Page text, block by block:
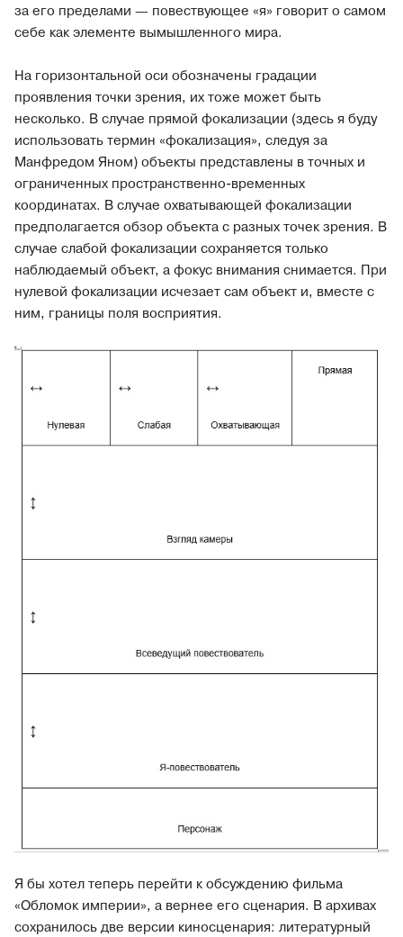
за его пределами — повествующее «я» говорит о самом
себе как элементе вымышленного мира.
На горизонтальной оси обозначены градации
проявления точки зрения, их тоже может быть
несколько. В случае прямой фокализации (здесь я буду
использовать термин «фокализация», следуя за
Манфредом Яном) объекты представлены в точных и
ограниченных пространственно-временных
координатах. В случае охватывающей фокализации
предполагается обзор объекта с разных точек зрения. В
случае слабой фокализации сохраняется только
наблюдаемый объект, а фокус внимания снимается. При
нулевой фокализации исчезает сам объект и, вместе с
ним, границы поля восприятия.
Я бы хотел теперь перейти к обсуждению фильма
«Обломок империи», а вернее его сценария. В архивах
сохранилось две версии киносценария: литературный